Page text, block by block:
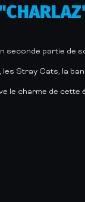
seconde partie de
Stray Cats, la
charme de cette